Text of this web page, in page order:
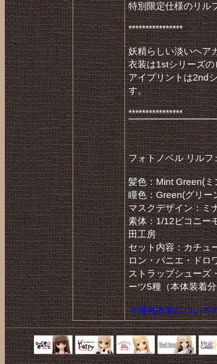
特別限定仕様のリル
****************
妖精らしい淡いヘア
衣装は1stシリーズ
アイプリントは2nd
す。
****************
フォトノベル リル
髪色：Mint Green(ミ
瞳色：Green(グリー
マスクデザイン：ミ
素体：1/12ピコニ
田工房
セット内容：カチュ
ロン・パニエ・ドロ
ストラップシューズ
ーツ5種（本体装着
※濃色衣装について
えっくすきゅ
リルフェアリ
サアラズアラ
Black Raven